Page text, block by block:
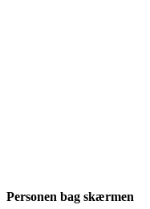
Personen bag skærmen